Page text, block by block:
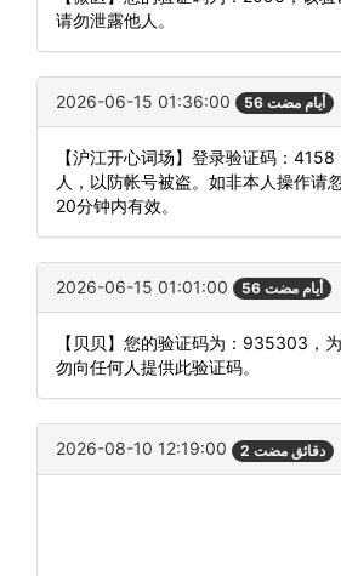
请勿泄露他人。
2026-06-15 01:36:00 56 أيام مضت
【沪江开心词场】登录验证码：
人，以防帐号被盗。如非本人操作请
20分钟内有效。
2026-06-15 01:01:00 56 أيام مضت
【贝贝】您的验证码为：935303，
勿向任何人提供此验证码。
2026-08-10 12:19:00 2 دقائق مضت